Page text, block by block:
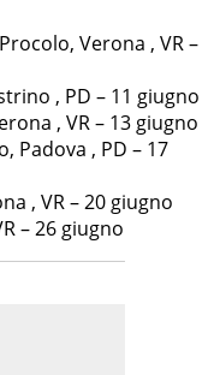
Verona , VR –
, PD – 11 giugno
, VR – 13 giugno
Padova , PD – 17
, VR – 20 giugno
– 26 giugno